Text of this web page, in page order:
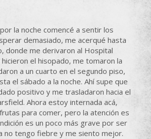
la noche comencé a sentir los
demasiado, me acerqué hasta
donde me derivaron al Hospital
hicieron el hisopado, me tomaron la
a un cuarto en el segundo piso,
el sábado a la noche. Ahí supe que
positivo y me trasladaron hacia el
Ahora estoy internada acá,
para comer, pero la atención es
es un poco más grave por ser
no tengo fiebre y me siento mejor.